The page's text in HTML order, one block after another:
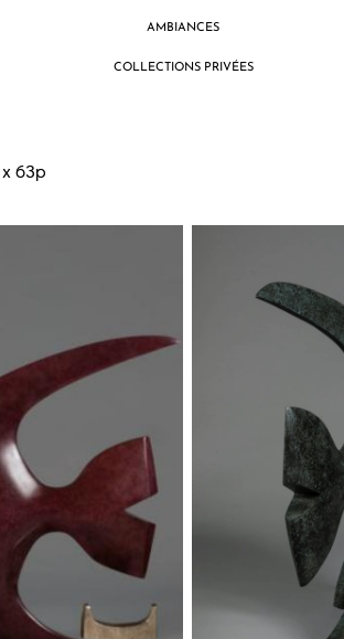
AMBIANCES
COLLECTIONS PRIVÉES
63p